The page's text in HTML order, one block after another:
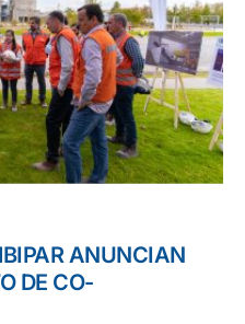
ANUNCIAN
DE CO-